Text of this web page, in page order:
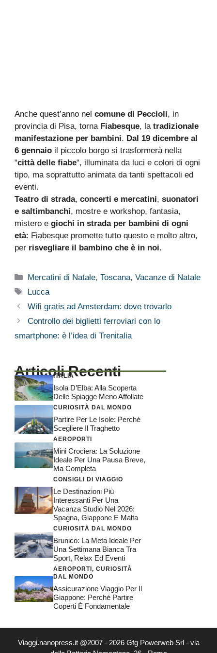
Anche quest’anno nel comune di Peccioli, in
provincia di Pisa, torna Fiabesque, la tradizionale
manifestazione per bambini. Dal 19 dicembre al
6 gennaio il piccolo borgo si trasformerà nella
“città delle fiabe“, illuminata da luci e colori di ogni
tipo, ma soprattutto animata da tanti spettacoli ed
eventi.
Teatro di strada, concerti e mercatini, suonatori
e saltimbanchi, mostre e workshop, fantasia,
mistero e giochi in strada per bambini di ogni
età: Fiabesque promette tutto questo e molto altro,
per risvegliare il bambino che è in noi.
Categorie
Mercatini di Natale,Toscana,Vacanze di Natale
Tag
Lucca
Wifi gratis ad Amsterdam: dove trovarlo
Controllo dei biglietti ferroviari con lo
smartphone: è l’idea di Trenitalia
Articoli Recenti
ITALIA
Isola D’Elba: Alla Scoperta
Delle Spiagge Meno Affollate
CURIOSITÀ DAL MONDO
Partire Per Le Isole: Perché
Scegliere Il Traghetto
AEROPORTI
Mini Crociera: La Soluzione
Ideale Per Una Pausa Breve,
Ma Completa
CONSIGLI DI VIAGGIO
Le Destinazioni Più
Interessanti Per Una
Vacanza Studio Nel 2026:
Spagna, Giappone E Malta
CURIOSITÀ DAL MONDO
Brunico: La Meta Ideale Per
Una Settimana Bianca Tra
Sport, Relax Ed Eventi
AEROPORTI , CURIOSITÀ
DAL MONDO
Assicurazione Viaggio Per Il
Giappone: Perché Partire
Coperti È Fondamentale
Viaggi.nanopress.it @2007 - 2026 Gfg Powerweb Srl - via